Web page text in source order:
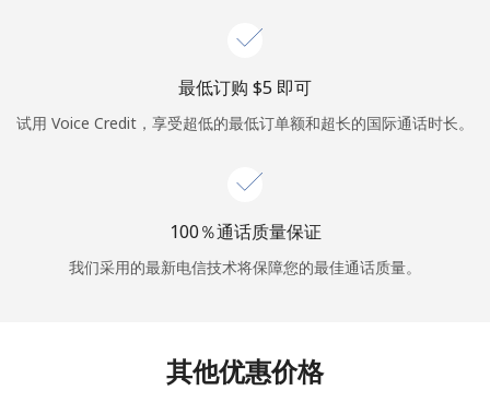
继续使用
最低订购 ⁦$5⁩ 即可
试用 Voice Credit，享受超低的最低订单额和超长的国际通话时长。
100％通话质量保证
我们采用的最新电信技术将保障您的最佳通话质量。
其他优惠价格